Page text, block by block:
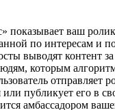
показывает ваш
по интересам и
выводят контент
которым
отправляет
публикует его в
амбассадором